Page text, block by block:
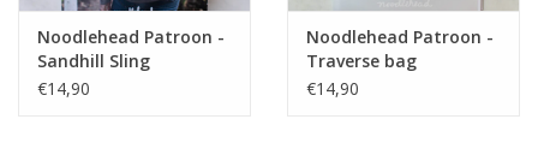
Noodlehead Patroon -
Sandhill Sling
€14,90
Noodlehead Patroon -
Traverse bag
€14,90